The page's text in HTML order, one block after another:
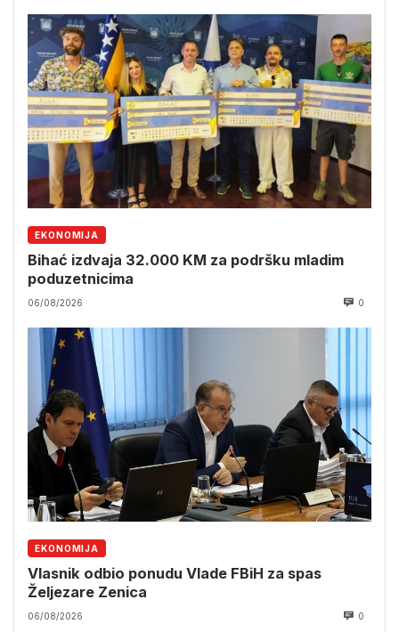
EKONOMIJA
Bihać izdvaja 32.000 KM za podršku mladim
poduzetnicima
06/08/2026 0
EKONOMIJA
Vlasnik odbio ponudu Vlade FBiH za spas
Željezare Zenica
06/08/2026 0